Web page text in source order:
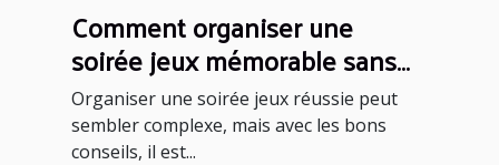
Comment organiser une
soirée jeux mémorable sans
effort ?
Organiser une soirée jeux réussie peut
sembler complexe, mais avec les bons
conseils, il est...